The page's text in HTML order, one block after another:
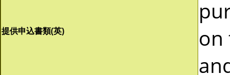
提供申込書類(英)
on